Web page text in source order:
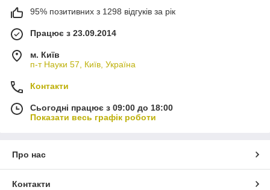
95% позитивних з 1298 відгуків за рік
Працює з 23.09.2014
м. Київ
п-т Науки 57, Київ, Україна
Контакти
Сьогодні працює з 09:00 до 18:00
Показати весь графік роботи
Про нас
Контакти